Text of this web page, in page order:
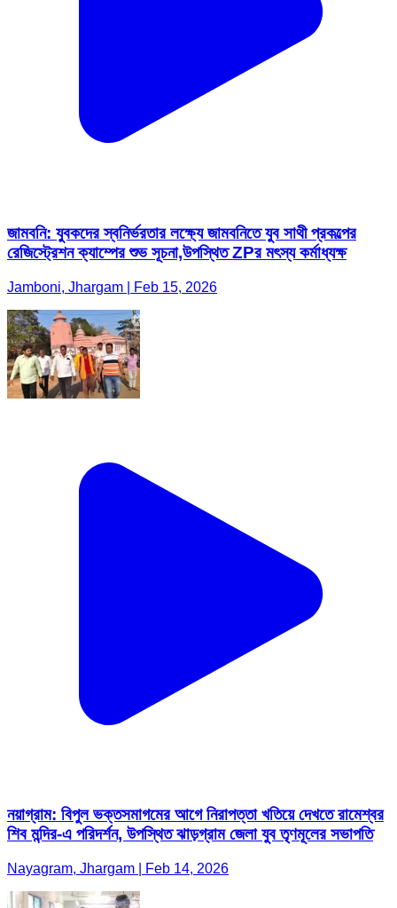
জামবনি: যুবকদের স্বনির্ভরতার লক্ষ্যে জামবনিতে যুব সাথী প্রকল্পের
রেজিস্ট্রেশন ক্যাম্পের শুভ সূচনা,উপস্থিত ZPর মৎস্য কর্মাধ্যক্ষ
Jamboni, Jhargam | Feb 15, 2026
নয়াগ্রাম: বিপুল ভক্তসমাগমের আগে নিরাপত্তা খতিয়ে দেখতে রামেশ্বর
শিব মন্দির-এ পরিদর্শন, উপস্থিত ঝাড়গ্রাম জেলা যুব তৃণমূলের সভাপতি
Nayagram, Jhargam | Feb 14, 2026